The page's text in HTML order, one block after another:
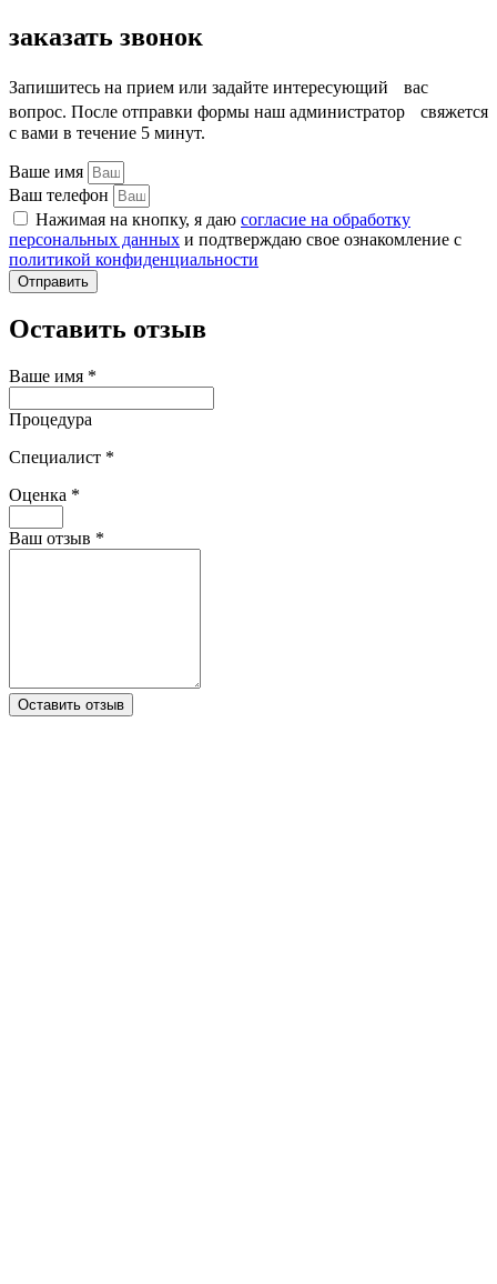
заказать звонок
Запишитесь на прием или задайте интересующий вас
вопрос. После отправки формы наш администратор свяжется
с вами в течение 5 минут.
Ваше имя
Ваш телефон
Нажимая на кнопку, я даю согласие на обработку
персональных данных и подтверждаю свое ознакомление с
политикой конфиденциальности
Отправить
Оставить отзыв
Ваше имя *
Процедура
Специалист *
Оценка *
Ваш отзыв *